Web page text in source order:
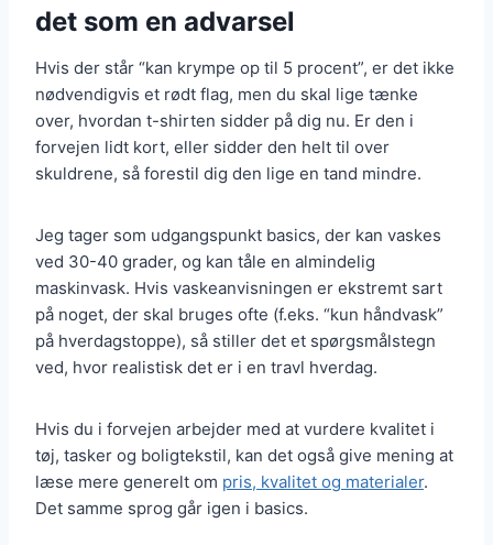
det som en advarsel
Hvis der står “kan krympe op til 5 procent”, er det ikke
nødvendigvis et rødt flag, men du skal lige tænke
over, hvordan t-shirten sidder på dig nu. Er den i
forvejen lidt kort, eller sidder den helt til over
skuldrene, så forestil dig den lige en tand mindre.
Jeg tager som udgangspunkt basics, der kan vaskes
ved 30-40 grader, og kan tåle en almindelig
maskinvask. Hvis vaskeanvisningen er ekstremt sart
på noget, der skal bruges ofte (f.eks. “kun håndvask”
på hverdagstoppe), så stiller det et spørgsmålstegn
ved, hvor realistisk det er i en travl hverdag.
Hvis du i forvejen arbejder med at vurdere kvalitet i
tøj, tasker og boligtekstil, kan det også give mening at
læse mere generelt om pris, kvalitet og materialer.
Det samme sprog går igen i basics.